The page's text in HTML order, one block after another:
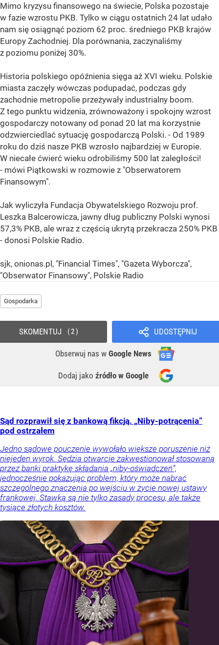
Mimo kryzysu finansowego na świecie, Polska pozostaje
w fazie wzrostu PKB. Tylko w ciągu ostatnich 24 lat udało
nam się osiągnąć poziom 62 proc. średniego PKB krajów
Europy Zachodniej. Dla porównania, zaczynaliśmy
z poziomu poniżej 30%.
Historia polskiego opóźnienia sięga aż XVI wieku. Polskie
miasta zaczęły wówczas podupadać, podczas gdy
zachodnie metropolie przeżywały industrialny boom.
Z tego punktu widzenia, zrównoważony i spokojny wzrost
gospodarczy notowany od ponad 20 lat ma korzystnie
odzwierciedlać sytuację gospodarczą Polski. - Od 1989
roku do dziś nasze PKB wzrosło najbardziej w Europie.
W niecałe ćwierć wieku odrobiliśmy 500 lat zaległości!
- mówi Piątkowski w rozmowie z "Obserwatorem
Finansowym".
Jak wyliczyła Fundacja Obywatelskiego Rozwoju prof.
Leszka Balcerowicza, jawny dług publiczny Polski wynosi
57,3% PKB, ale wraz z częścią ukrytą przekracza 250% PKB
- donosi Polskie Radio.
sjk, onionas.pl, "Financial Times", "Gazeta Wyborcza",
"Obserwator Finansowy", Polskie Radio
Gospodarka
UDOSTĘPNIJ
Obserwuj nas w Google News
Dodaj jako źródło w Google
SKOMENTUJ 2
Sąd rozprawił się z bankową fikcją. „Niby-potrącenia”
pod ostrzałem
Jedno sądowe pouczenie wywołało większe poruszenie niż
niejeden wyrok. Sędzia otwarcie zakwestionował stosowaną
przez banki praktykę składania „niby-oświadczeń”,
jednocześnie pokazując problem, który może nabrać
szczególnego znaczenia po wejściu w życie nowej ustawy
frankowej. Stawką są nie tylko zasady procesu, ale także
tysiące złotych kosztów.